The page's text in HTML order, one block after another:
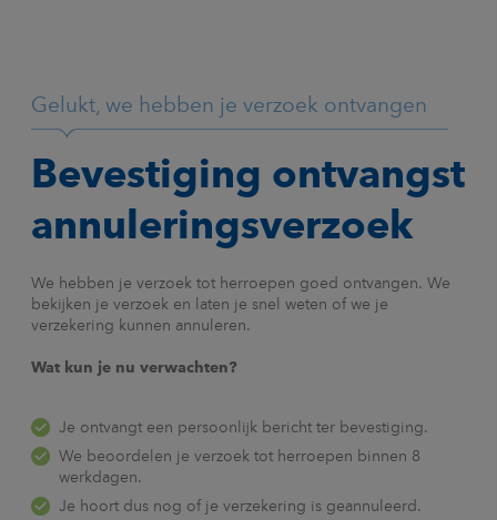
Gelukt, we hebben je verzoek ontvangen
Bevestiging ontvangst
annuleringsverzoek
We hebben je verzoek tot herroepen goed ontvangen. We
bekijken je verzoek en laten je snel weten of we je
verzekering kunnen annuleren.
Wat kun je nu verwachten?
Je ontvangt een persoonlijk bericht ter bevestiging.
We beoordelen je verzoek tot herroepen binnen 8
werkdagen.
Je hoort dus nog of je verzekering is geannuleerd.